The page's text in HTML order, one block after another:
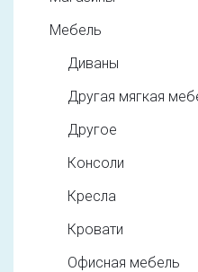
Мебель
Диваны
Другая мягкая
Другое
Консоли
Кресла
Кровати
Офисная мебель